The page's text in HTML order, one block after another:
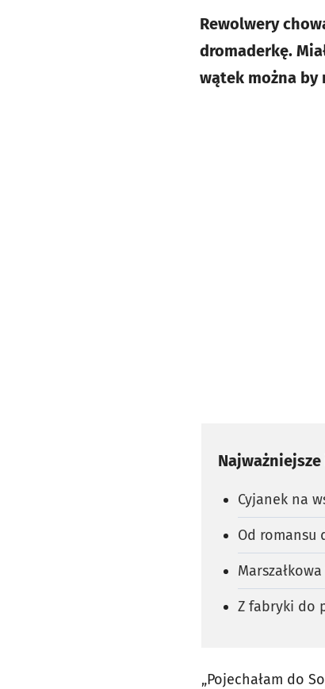
Rewolwery
dromaderkę.
wątek można by
Cyjanek na
Od romansu
Z fabryki do
„Pojechałam do